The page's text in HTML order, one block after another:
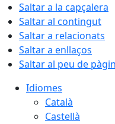
Saltar a la capçalera
Saltar al contingut
Saltar a relacionats
Saltar a enllaços
Saltar al peu de
Idiomes
Català
Castellà